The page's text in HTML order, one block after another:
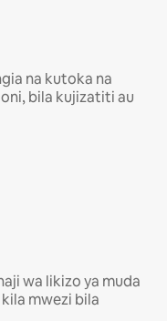
na kutoka na
bila kujizatiti au
wa likizo ya muda
mwezi bila